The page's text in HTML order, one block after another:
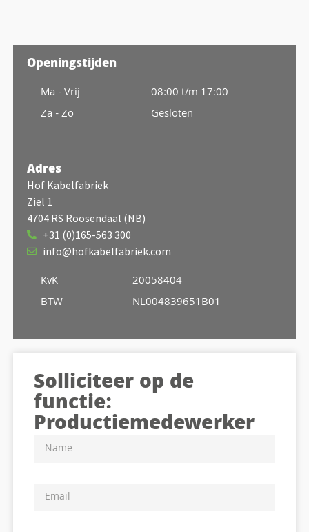
Openingstijden
Ma - Vrij
Za - Zo
08:00 t/m 17:00
Gesloten
Adres
Hof Kabelfabriek
Ziel 1
4704 RS Roosendaal (NB)
+31 (0)165-563 300
info@hofkabelfabriek.com
KvK
BTW
20058404
NL004839651B01
Solliciteer op de
functie:
Productiemedewerker